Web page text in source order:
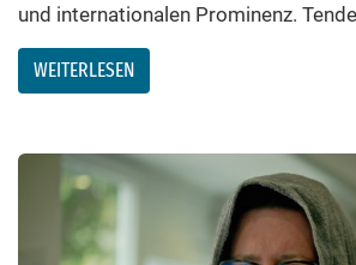
und internationalen Prominenz.
WEITERLESEN